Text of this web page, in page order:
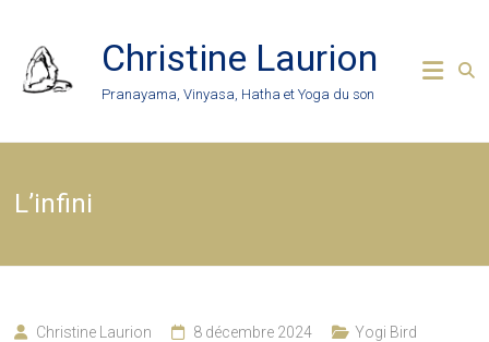
content
Christine Laurion
Pranayama, Vinyasa, Hatha et Yoga du son
L’infini
Christine Laurion 8 décembre 2024
Yogi Bird